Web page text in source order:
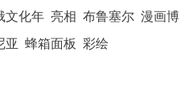
文化年 亮相 布鲁塞尔 漫画博
亚 蜂箱面板 彩绘